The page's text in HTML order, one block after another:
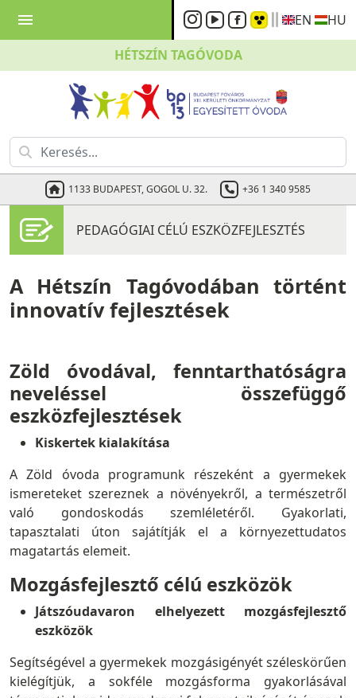
menu
HÉTSZÍN TAGÓVODA
1133 BUDAPEST, GOGOL U. 32. +36 1 340 9585
EN HU
PEDAGÓGIAI CÉLÚ ESZKÖZFEJLESZTÉS
A Hétszín Tagóvodában történt
innovatív fejlesztések
Zöld óvodával, fenntarthatóságra
neveléssel összefüggő
eszközfejlesztések
Kiskertek kialakítása
A Zöld óvoda programunk részeként a gyermekek
ismereteket szereznek a növényekről, a természetről
való gondoskodás szemléletéről. Gyakorlati,
tapasztalati úton sajátítják el a környezettudatos
magatartás elemeit.
Mozgásfejlesztő célú eszközök
Játszóudavaron elhelyezett mozgásfejlesztő
eszközök
Segítségével a gyermekek mozgásigényét széleskörűen
kielégítjük, a sokféle mozgásforma gyakorlásával